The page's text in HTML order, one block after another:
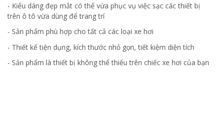
- Kiểu dáng đẹp mắt có thể vừa phục vụ việc sạc các thiết bị
trên ô tô vừa dùng để trang trí
- Sản phẩm phù hợp cho tất cả các loại xe hơi
- Thiết kế tiện dụng, kích thước nhỏ gọn, tiết kiệm diện tích
- Sản phẩm là thiết bị không thể thiếu trên chiếc xe hơi của bạn